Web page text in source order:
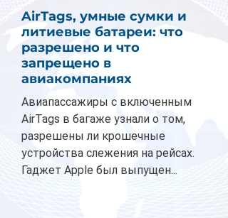
AirTags, умные сумки и
литиевые батареи: что
разрешено и что
запрещено в
авиакомпаниях
Авиапассажиры с включенным
AirTags в багаже узнали о том,
разрешены ли крошечные
устройства слежения на рейсах.
Гаджет Apple был выпущен...